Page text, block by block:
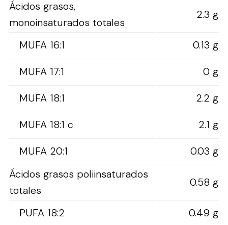
Ácidos grasos,
monoinsaturados totales
2.3 g
MUFA 16:1
0.13 g
MUFA 17:1
0 g
MUFA 18:1
2.2 g
MUFA 18:1 c
2.1 g
MUFA 20:1
0.03 g
Ácidos grasos poliinsaturados
totales
0.58 g
PUFA 18:2
0.49 g